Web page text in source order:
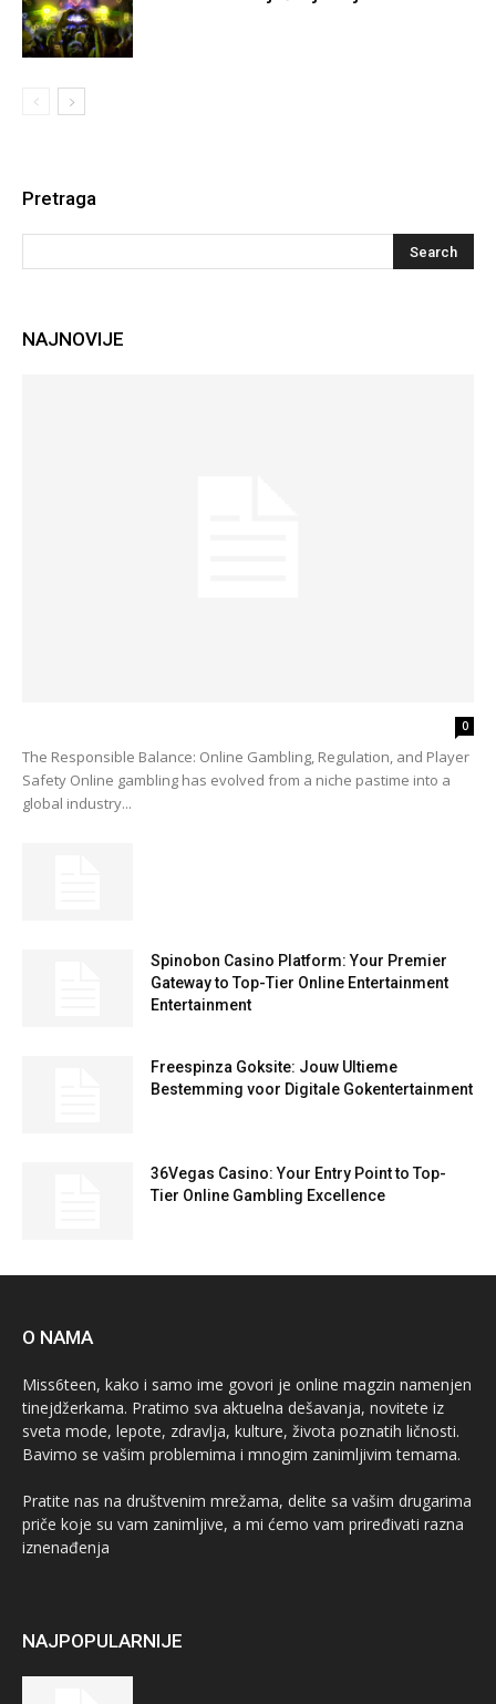
Pretraga
NAJNOVIJE
0
The Responsible Balance: Online Gambling, Regulation, and Player
Safety Online gambling has evolved from a niche pastime into a
global industry...
Spinobon Casino Platform: Your Premier
Gateway to Top-Tier Online Entertainment
Entertainment
Freespinza Goksite: Jouw Ultieme
Bestemming voor Digitale Gokentertainment
36Vegas Casino: Your Entry Point to Top-
Tier Online Gambling Excellence
O NAMA
Miss6teen, kako i samo ime govori je online magzin namenjen
tinejdžerkama. Pratimo sva aktuelna dešavanja, novitete iz
sveta mode, lepote, zdravlja, kulture, života poznatih ličnosti.
Bavimo se vašim problemima i mnogim zanimljivim temama.
Pratite nas na društvenim mrežama, delite sa vašim drugarima
priče koje su vam zanimljive, a mi ćemo vam priređivati razna
iznenađenja
NAJPOPULARNIJE